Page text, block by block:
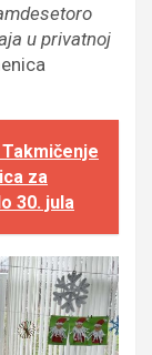
u privatnoj
Takmičenje
za
30. jula